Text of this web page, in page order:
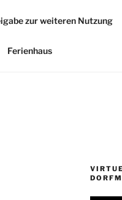
zur weiteren Nutzung
Ferienhaus